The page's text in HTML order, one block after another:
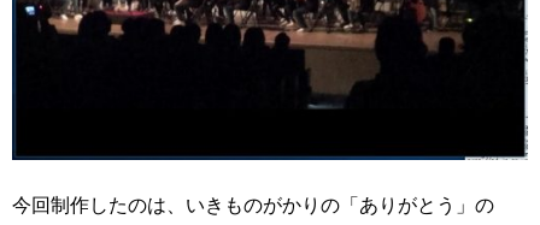
今回制作したのは、いきものがかりの「ありがとう」の